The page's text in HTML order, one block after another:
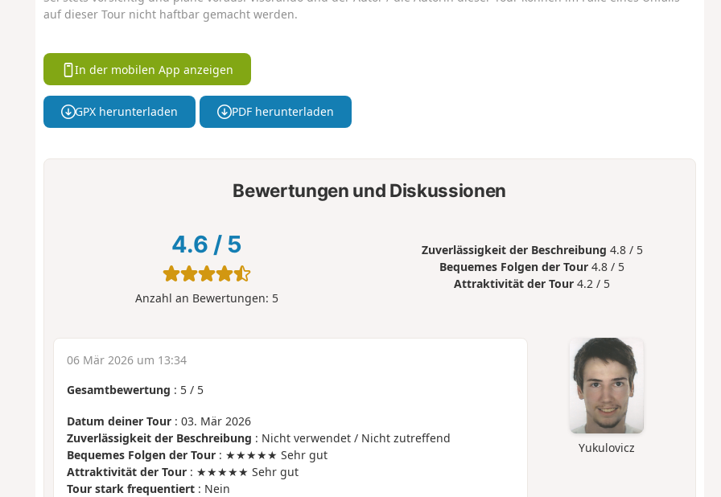
auf dieser Tour nicht haftbar gemacht werden.
In der mobilen App anzeigen
GPX herunterladen PDF herunterladen
Bewertungen und Diskussionen
4.6 / 5
Anzahl an Bewertungen: 5
Zuverlässigkeit der Beschreibung 4.8 / 5
Bequemes Folgen der Tour 4.8 / 5
Attraktivität der Tour 4.2 / 5
Yukulovicz
06 Mär 2026 um 13:34
Gesamtbewertung : 5/ 5
Datum deiner Tour: 03. Mär 2026
Zuverlässigkeit der Beschreibung : Nicht verwendet / Nicht zutreffend
Bequemes Folgen der Tour: ★★★★★ Sehr gut
Attraktivität der Tour: ★★★★★ Sehr gut
Tour stark frequentiert: Nein